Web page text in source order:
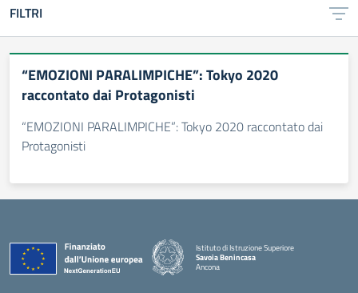
FILTRI
“EMOZIONI PARALIMPICHE”: Tokyo 2020
raccontato dai Protagonisti
“EMOZIONI PARALIMPICHE”: Tokyo 2020 raccontato dai
Protagonisti
Istituto di Istruzione Superiore
Savoia Benincasa
Ancona